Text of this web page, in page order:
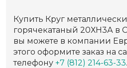
Купить Круг
горячекатаный 20ХН3А в
вы можете в компании
этого оформите заказ на
телефону +7 (812) 214-63-33